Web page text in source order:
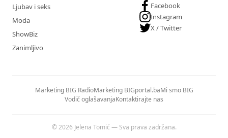
Ljubav i seks
Moda
ShowBiz
Zanimljivo
Facebook
Instagram
X / Twitter
Marketing BIG RadioMarketing BIGportal.baMi smo BIG
Vodič oglašavanjaKontaktirajte nas
© 2026 Jelena Tomić — Sva prava zadržana.